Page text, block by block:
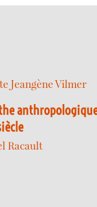
Jeangène Vilmer
Racault